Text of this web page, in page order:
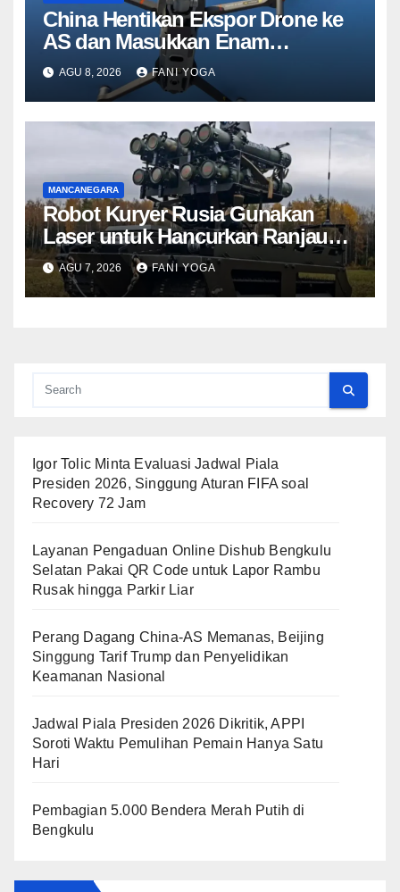
China Hentikan Ekspor Drone ke
AS dan Masukkan Enam
Perusahaan Amerika ke Daftar
AGU 8, 2026 FANI YOGA
MANCANEGARA
Robot Kuryer Rusia Gunakan
Laser untuk Hancurkan Ranjau
dari Jarak Ratusan Meter Tanpa
Ledakan
AGU 7, 2026 FANI YOGA
Igor Tolic Minta Evaluasi Jadwal Piala
Presiden 2026, Singgung Aturan FIFA soal
Recovery 72 Jam
Layanan Pengaduan Online Dishub Bengkulu
Selatan Pakai QR Code untuk Lapor Rambu
Rusak hingga Parkir Liar
Perang Dagang China-AS Memanas, Beijing
Singgung Tarif Trump dan Penyelidikan
Keamanan Nasional
Jadwal Piala Presiden 2026 Dikritik, APPI
Soroti Waktu Pemulihan Pemain Hanya Satu
Hari
Pembagian 5.000 Bendera Merah Putih di
Bengkulu